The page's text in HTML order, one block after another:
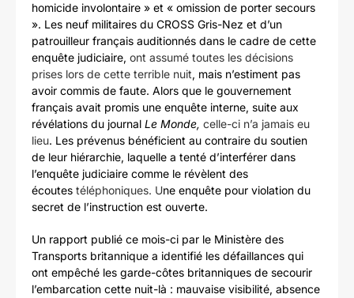
homicide involontaire » et « omission de porter secours
». Les neuf militaires du CROSS Gris-Nez et d’un
patrouilleur français auditionnés dans le cadre de cette
enquête judiciaire, ont assumé toutes les décisions
prises lors de cette terrible nuit, mais n’estiment pas
avoir commis de faute. Alors que le gouvernement
français avait promis une enquête interne, suite aux
révélations du journal Le Monde, celle-ci n’a jamais eu
lieu. Les prévenus bénéficient au contraire du soutien
de leur hiérarchie, laquelle a tenté d’interférer dans
l’enquête judiciaire comme le révèlent des
écoutes téléphoniques. Une enquête pour violation du
secret de l’instruction est ouverte.
Un rapport publié ce mois-ci par le Ministère des
Transports britannique a identifié les défaillances qui
ont empêché les garde-côtes britanniques de secourir
l’embarcation cette nuit-là : mauvaise visibilité, absence